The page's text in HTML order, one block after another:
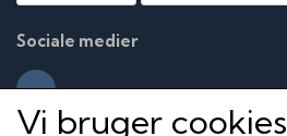
Sociale medier
Vi bruger cookies